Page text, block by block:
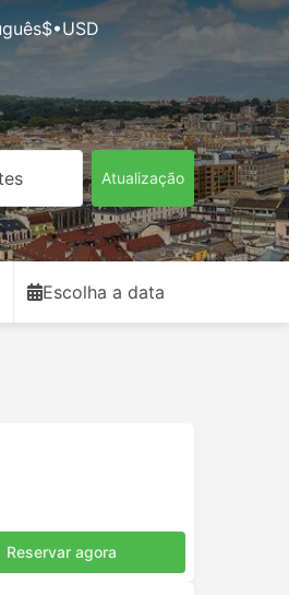
$•USD
Atualização
Escolha a data
Reservar agora